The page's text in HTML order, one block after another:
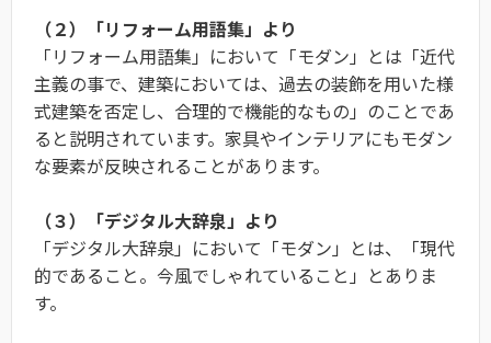
（２）「リフォーム用語集」より
「リフォーム用語集」において「モダン」とは「近代
主義の事で、建築においては、過去の装飾を用いた様
式建築を否定し、合理的で機能的なもの」のことであ
ると説明されています。家具やインテリアにもモダン
な要素が反映されることがあります。
（３）「デジタル大辞泉」より
「デジタル大辞泉」において「モダン」とは、「現代
的であること。今風でしゃれていること」とありま
す。